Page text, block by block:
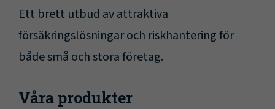
Ett brett utbud av attraktiva
försäkringslösningar och riskhantering för
både små och stora företag.
Våra produkter